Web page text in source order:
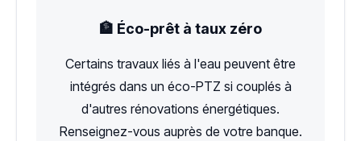
🏦 Éco-prêt à taux zéro
Certains travaux liés à l'eau peuvent être
intégrés dans un éco-PTZ si couplés à
d'autres rénovations énergétiques.
Renseignez-vous auprès de votre banque.